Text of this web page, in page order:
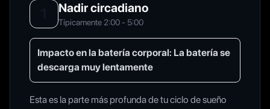
Nadir circadiano
Típicamente 2:00 - 5:00
Impacto en la batería corporal: La batería se
descarga muy lentamente
Esta es la parte más profunda de tu ciclo de sueño